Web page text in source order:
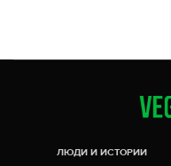
ЛЮДИ И ИСТОРИИ